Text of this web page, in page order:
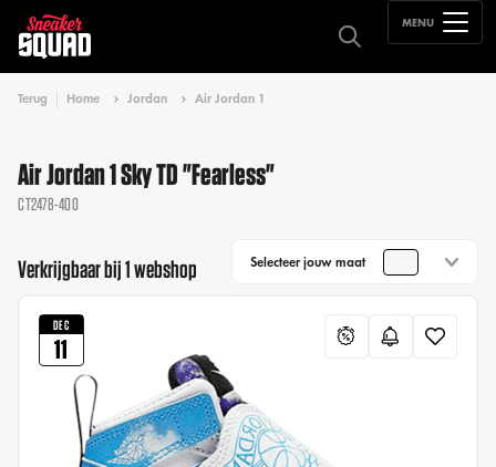
MENU
Terug Home Jordan Air Jordan 1
Air Jordan 1 Sky TD "Fearless"
CT2478-400
Verkrijgbaar bij 1 webshop Selecteer jouw maat
DEC
11